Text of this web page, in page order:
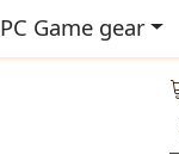
PC Game gear